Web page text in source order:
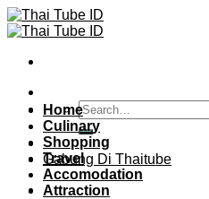
Skip
to
Gabung Di Thaitube
Home
Culinary
Shopping
Travel
Accomodation
Attraction